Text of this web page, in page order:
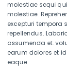
molestiae sequi
molestiae.
excepturi tempora
repellendus.
assumenda et.
earum dolores et
eaque